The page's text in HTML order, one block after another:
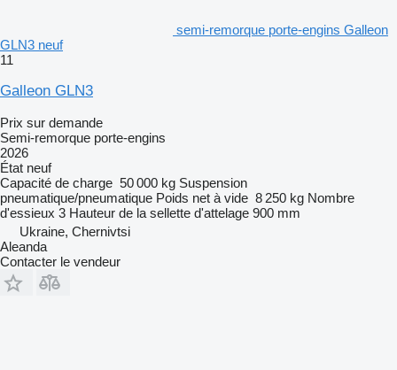
semi-remorque porte-engins Galleon
GLN3 neuf
11
Galleon GLN3
Prix sur demande
Semi-remorque porte-engins
2026
État neuf
Capacité de charge 50 000 kg Suspension
pneumatique/pneumatique Poids net à vide 8 250 kg Nombre
d'essieux 3 Hauteur de la sellette d'attelage 900 mm
Ukraine, Chernivtsi
Aleanda
Contacter le vendeur